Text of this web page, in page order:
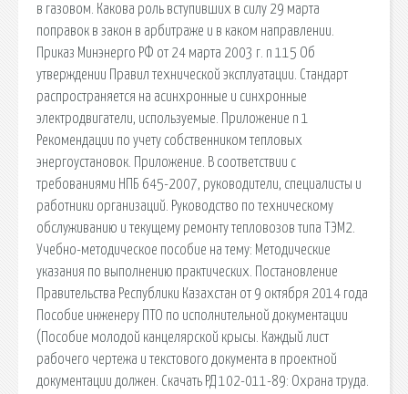
в газовом. Какова роль вступивших в силу 29 марта
поправок в закон в арбитраже и в каком направлении.
Приказ Минэнерго РФ от 24 марта 2003 г. n 115 Об
утверждении Правил технической эксплуатации. Стандарт
распространяется на асинхронные и синхронные
электродвигатели, используемые. Приложение n 1
Рекомендации по учету собственником тепловых
энергоустановок. Приложение. В соответствии с
требованиями НПБ 645-2007, руководители, специалисты и
работники организаций. Руководство по техническому
обслуживанию и текущему ремонту тепловозов типа ТЭМ2.
Учебно-методическое пособие на тему: Методические
указания по выполнению практических. Постановление
Правительства Республики Казахстан от 9 октября 2014 года
Пособие инженеру ПТО по исполнительной документации
(Пособие молодой канцелярской крысы. Каждый лист
рабочего чертежа и текстового документа в проектной
документации должен. Скачать РД 102-011-89: Охрана труда.